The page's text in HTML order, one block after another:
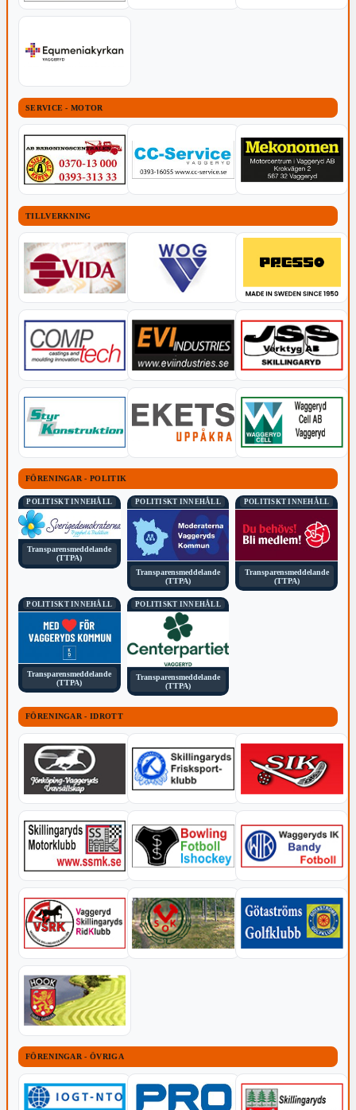
SERVICE - MOTOR
TILLVERKNING
FÖRENINGAR - POLITIK
POLITISKT INNEHÅLL
Transparensmeddelande
(TTPA)
POLITISKT INNEHÅLL
Transparensmeddelande
(TTPA)
POLITISKT INNEHÅLL
Transparensmeddelande
(TTPA)
POLITISKT INNEHÅLL
Transparensmeddelande
(TTPA)
POLITISKT INNEHÅLL
Transparensmeddelande
(TTPA)
FÖRENINGAR - IDROTT
FÖRENINGAR - ÖVRIGA